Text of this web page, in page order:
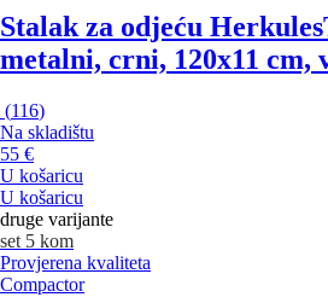
Stalak za odjeću Herkules
metalni, crni, 120x11 cm,
(116)
Na skladištu
55 €
U košaricu
U košaricu
druge varijante
set 5 kom
Provjerena kvaliteta
Compactor